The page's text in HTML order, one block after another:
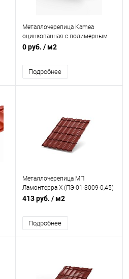
Металлочерепица Kamea
оцинкованная с полимерным
покрытием 0,45х1180мм RAL
0 руб. / м2
Подробнее
Металлочерепица МП
Ламонтерра X (ПЭ-01-3009-0,45)
413 руб. / м2
Подробнее